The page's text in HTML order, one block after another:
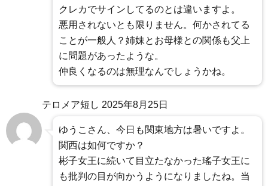
クレカでサインしてるのとは違いますよ。
悪用されないとも限りません。何かされてる
ことが一般人？姉妹とお母様との関係も父上
に問題があったような。
仲良くなるのは無理なんでしょうかね。
テロメア短し 2025年8月25日
ゆうこさん、今日も関東地方は暑いですよ。
関西は如何ですか？
彬子女王に続いて目立たなかった瑤子女王に
も批判の目が向かうようになりましたね。当